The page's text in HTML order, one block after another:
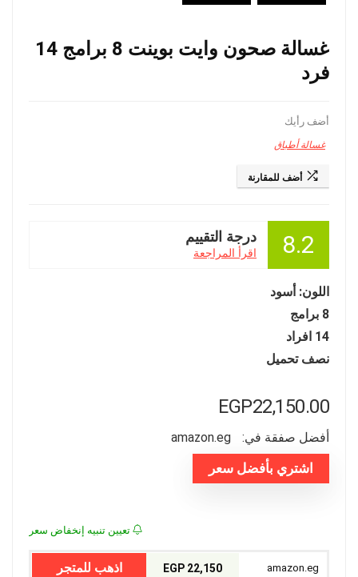
غسالة صحون وايت بوينت 8 برامج 14
فرد
أضف رأيك
غسالة أطباق
أضف للمقارنة
8.2 درجة التقييم
اقرأ المراجعة
اللون: أسود
8 برامج
14 افراد
نصف تحميل
EGP22,150.00
أفضل صفقة في: amazon.eg
اشتري بأفضل سعر
تعيين تنبيه إنخفاض سعر
22,150 EGP اذهب للمتجر